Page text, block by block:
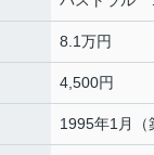
8.1万円
4,500円
1995年1月（